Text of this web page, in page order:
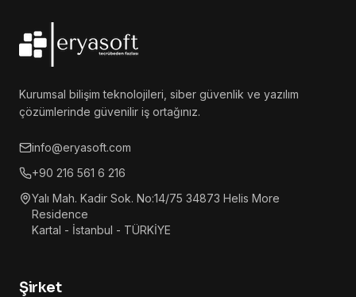
Kurumsal bilişim teknolojileri, siber güvenlik ve yazılım
çözümlerinde güvenilir iş ortağınız.
info@eryasoft.com
+90 216 561 6 216
Yalı Mah. Kadir Sok. No:14/75 34873 Helis More
Residence
Kartal - İstanbul - TÜRKİYE
Şirket